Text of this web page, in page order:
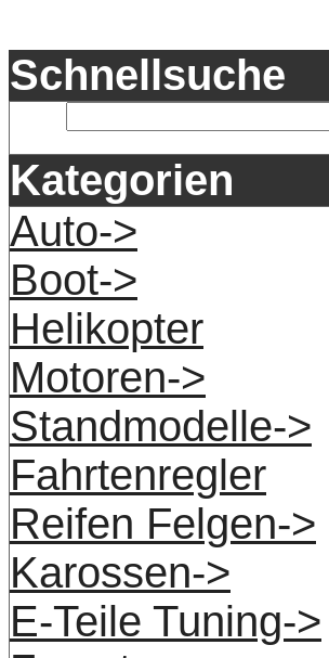
Schnellsuche
Kategorien
Auto->
Boot->
Helikopter
Motoren->
Standmodelle->
Fahrtenregler
Reifen Felgen->
Karossen->
E-Teile Tuning->